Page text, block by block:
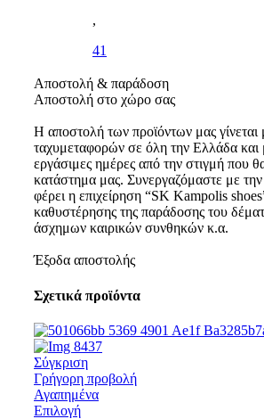
,
41
Αποστολή & παράδοση
Αποστολή στο χώρο σας
Η αποστολή των προϊόντων μας γίνεται
ταχυμεταφορών σε όλη την Ελλάδα
εργάσιμες ημέρες από την στιγμή που
κατάστημα μας. Συνεργαζόμαστε με
φέρει η επιχείρηση “SK Kampolis
καθυστέρησης της παράδοσης του
άσχημων καιρικών συνθηκών κ.α.
Έξοδα αποστολής
Σχετικά προϊόντα
Σύγκριση
Γρήγορη προβολή
Αγαπημένα
Επιλογή